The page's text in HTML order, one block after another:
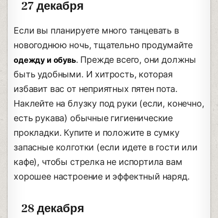
27 декабря
Если вы планируете много танцевать в
новогоднюю ночь, тщательно продумайте
одежду и обувь. Прежде всего, они должны
быть удобными. И хитрость, которая
избавит вас от неприятных пятен пота.
Наклейте на блузку под руки (если, конечно,
есть рукава) обычные гигиенические
прокладки. Купите и положите в сумку
запасные колготки (если идете в гости или
кафе), чтобы стрелка не испортила вам
хорошее настроение и эффектный наряд.
28 декабря